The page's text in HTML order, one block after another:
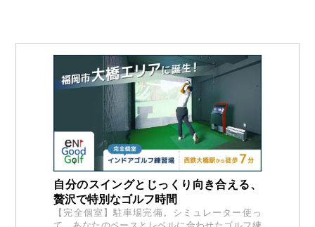
自分のスイングとじっくり向き合える、
贅沢で特別なゴルフ時間
【完全個室】駐車場完備。シミュレーター使っ